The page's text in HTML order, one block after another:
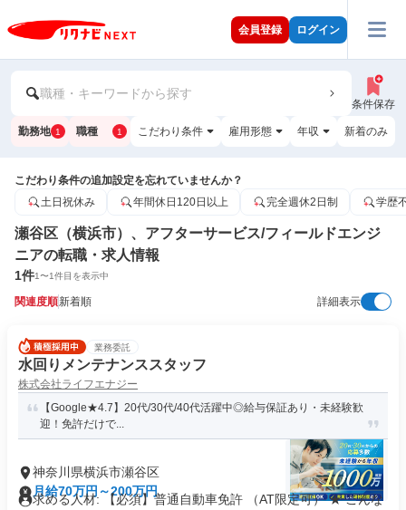
会員登録 ログイン
職種・キーワードから探す
条件保存
勤務地 1 職種 1 こだわり条件 雇用形態 年収 新着のみ
こだわり条件の追加設定を忘れていませんか？
土日祝休み
年間休日120日以上 完全週休2日制 学歴
瀬谷区（横浜市）、アフターサービス/フィールドエンジ
ニアの転職・求人情報
1件1〜1件目を表示中
関連度順新着順 詳細表示
業務委託
水回りメンテナンススタッフ
株式会社ライフエナジー
【Google★4.7】20代/30代/40代活躍中◎給与保証あり・未経験歓
迎！免許だけで...
神奈川県横浜市瀬谷区
月給70万円～200万円
求める人材: 【必須】普通自動車免許 （AT限定可） ★ こんな